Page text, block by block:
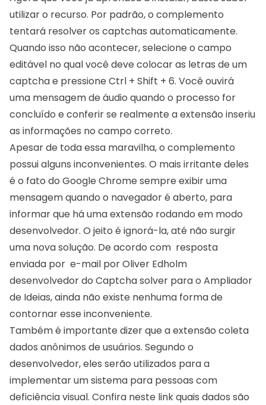
utilizar o recurso. Por padrão, o complemento
tentará resolver os captchas automaticamente.
Quando isso não acontecer, selecione o campo
editável no qual você deve colocar as letras de um
captcha e pressione Ctrl + Shift + 6. Você ouvirá
uma mensagem de áudio quando o processo for
concluído e conferir se realmente a extensão inseriu
as informações no campo correto.
Apesar de toda essa maravilha, o complemento
possui alguns inconvenientes. O mais irritante deles
é o fato do Google Chrome sempre exibir uma
mensagem quando o navegador é aberto, para
informar que há uma extensão rodando em modo
desenvolvedor. O jeito é ignorá-la, até não surgir
uma nova solução. De acordo com resposta
enviada por e-mail por Oliver Edholm
desenvolvedor do Captcha solver para o Ampliador
de Ideias, ainda não existe nenhuma forma de
contornar esse inconveniente.
Também é importante dizer que a extensão coleta
dados anônimos de usuários. Segundo o
desenvolvedor, eles serão utilizados para a
implementar um sistema para pessoas com
deficiência visual. Confira neste link quais dados são